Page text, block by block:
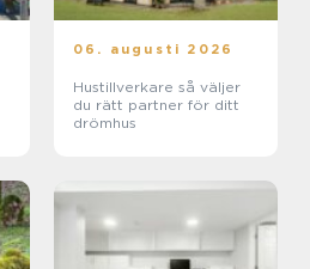
06. augusti 2026
Hustillverkare så väljer
du rätt partner för ditt
drömhus